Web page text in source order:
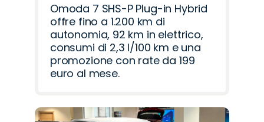
Omoda 7 SHS-P Plug-in Hybrid
offre fino a 1.200 km di
autonomia, 92 km in elettrico,
consumi di 2,3 l/100 km e una
promozione con rate da 199
euro al mese.